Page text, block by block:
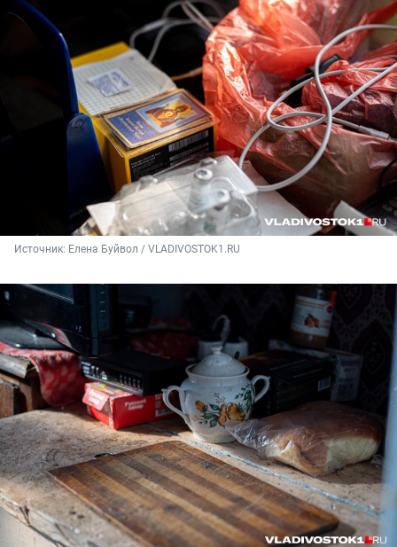
Источник: Елена Буйвол / VLADIVOSTOK1.RU